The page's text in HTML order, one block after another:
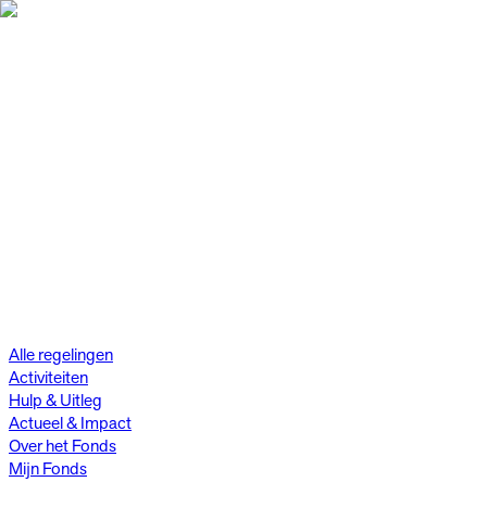
Alle regelingen
Activiteiten
Hulp & Uitleg
Actueel & Impact
Over het Fonds
Mijn Fonds